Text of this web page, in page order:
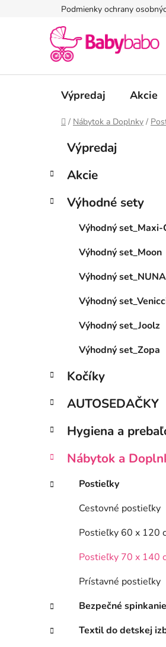
Podmienky ochrany
Výpredaj Akcie
Domov
/ Nábytok a Doplnky /
č
ý
Preskočiť
kategórie
e
ó
Výpredaj
Akcie
Výhodné sety
Výhodný set_Maxi-
Výhodný set_Moon
Výhodný set_NUNA
Výhodný
Výhodný set_Joolz
Výhodný set_Zopa
Kočíky
AUTOSEDAČKY
Hygiena a
Nábytok a
Postieľky
Cestovné postieľky
Postieľky 60 x 120
Postieľky 70 x 140
Prístavné postieľky
Bezpečné spinkanie
Textil do detskej